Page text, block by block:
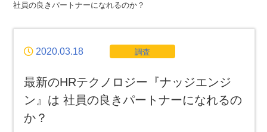
運営会社
個人情報保護方針
サイトマップ
社員の良きパートナーになれるのか？
2020.03.18 調査
最新のHRテクノロジー『ナッジエンジ
ン』は 社員の良きパートナーになれるの
か？